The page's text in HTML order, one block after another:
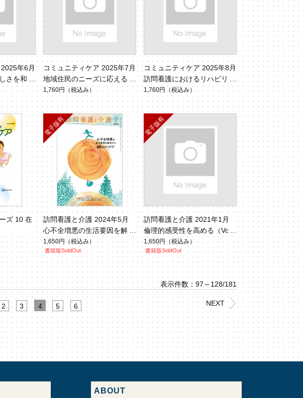
年6月
さを和ら
コミュニティケア 2025年7月
地域住民のニーズに応える多
事業展開（Vol.27 No.7）
1,760円 （税込み）
コミュニティケア 2025年8月
訪問看護におけるリハビリテ
ーション（Vol.27 No.8）
1,760円 （税込み）
ズ 10 在
訪問看護と介護 2024年5月
心不全増悪の生活要因を解消
する68のアイデア（Vol.29 N
o.3）
1,650円 （税込み）
書籍版SoldOut
訪問看護と介護 2021年1月
倫理的感受性を高める（Vol.2
6 No.1）
1,650円 （税込み）
書籍版SoldOut
表示件数：97～128/181
NEXT
2 3 4 5 6
ABOUT